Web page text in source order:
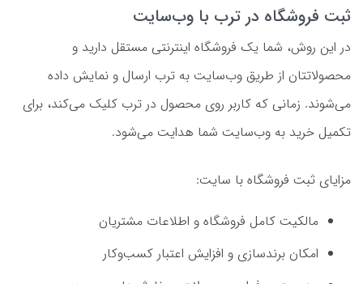
ثبت فروشگاه در ترب با وب‌سایت
در این روش، شما یک فروشگاه اینترنتی مستقل دارید و
محصولاتتان از طریق وب‌سایت به ترب ارسال و نمایش داده
می‌شوند. زمانی که کاربر روی محصول در ترب کلیک می‌کند، برای
تکمیل خرید به وب‌سایت شما هدایت می‌شود.
مزایای ثبت فروشگاه با سایت:
مالکیت کامل فروشگاه و اطلاعات مشتریان
امکان برندسازی و افزایش اعتبار کسب‌وکار